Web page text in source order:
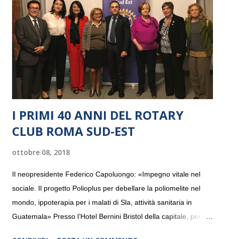
I PRIMI 40 ANNI DEL ROTARY
CLUB ROMA SUD-EST
ottobre 08, 2018
Il neopresidente Federico Capoluongo: «Impegno vitale nel
sociale. Il progetto Polioplus per debellare la poliomelite nel
mondo, ippoterapia per i malati di Sla, attività sanitaria in
Guatemala» Presso l’Hotel Bernini Bristol della capitale, per la